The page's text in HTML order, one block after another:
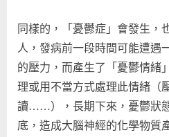
同樣的，「憂鬱症」會發生，
人，發病前一段時間可能遭遇
的壓力，而產生了「憂鬱情緒
理或用不當方式處理此情緒（
讀……），長期下來，憂鬱狀
底，造成大腦神經的化學物質